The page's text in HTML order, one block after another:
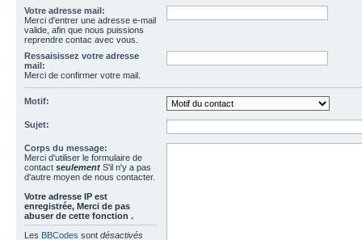
Votre adresse mail:
Merci d'entrer une adresse e-mail
valide, afin que nous puissions
reprendre contac avec vous.
Ressaisissez votre adresse
mail:
Merci de confirmer votre mail.
Motif:
Sujet:
Corps du message:
Merci d'utiliser le formulaire de
contact seulement S'il n'y a pas
d'autre moyen de nous contacter.
Votre adresse ΙΡ est
enregistrée, Merci de pas
abuser de cette fonction .
Les BBCodes sont désactivés